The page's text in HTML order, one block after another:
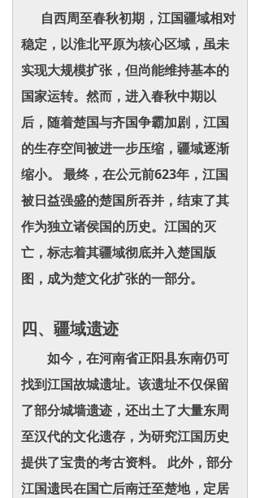
自西周至春秋初期，江国疆域相对
稳定，以淮北平原为核心区域，虽未
实现大规模扩张，但尚能维持基本的
国家运转。然而，进入春秋中期以
后，随着楚国与齐国争霸加剧，江国
的生存空间被进一步压缩，疆域逐渐
缩小。 最终，在公元前623年，江国
被日益强盛的楚国所吞并，结束了其
作为独立诸侯国的历史。江国的灭
亡，标志着其疆域彻底并入楚国版
图，成为楚文化扩张的一部分。
四、疆域遗迹
如今，在河南省正阳县东南仍可
找到江国故城遗址。该遗址不仅保留
了部分城墙遗迹，还出土了大量东周
至汉代的文化遗存，为研究江国历史
提供了宝贵的考古资料。 此外，部分
江国遗民在国亡后南迁至楚地，定居